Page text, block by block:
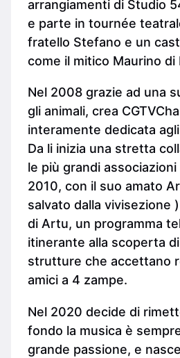
arrangiamenti di Studio
e parte in tournée
fratello Stefano e un cast
come il mitico Maurino di
Nel 2008 grazie ad una
gli animali, crea
interamente dedicata
Da li inizia una stretta
le più grandi
2010, con il suo amato
salvato dalla vivisezione )
di Artu, un programma
itinerante alla scoperta
strutture che accettano
amici a 4 zampe.
Nel 2020 decide di
fondo la musica è
grande passione, e